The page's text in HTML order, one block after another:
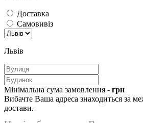
Доставка
Самовивіз
Львів
Мінімальна сума замовлення - грн
Вибачте Ваша адреса знаходиться за
достави.